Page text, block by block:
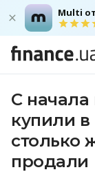
Multi
С
купили в
столько
продали